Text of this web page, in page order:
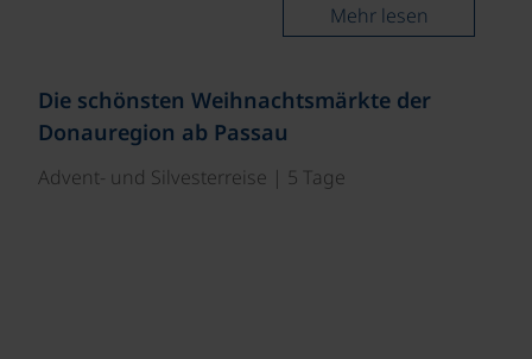
Mehr lesen
Die schönsten Weihnachtsmärkte der
Donauregion ab Passau
Advent- und Silvesterreise | 5 Tage